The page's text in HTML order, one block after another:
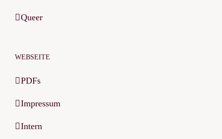
Queer
WEBSEITE
PDFs
Impressum
Intern